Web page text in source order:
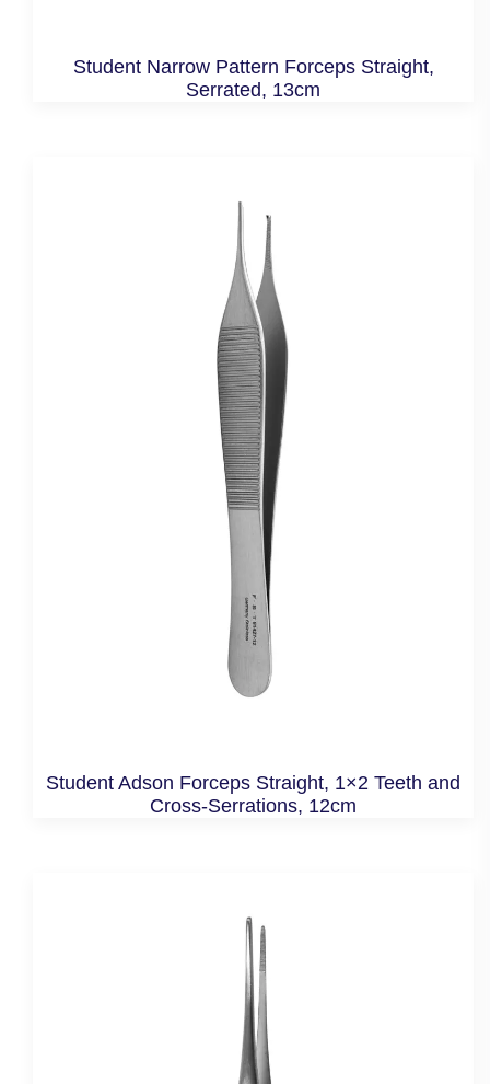
Student Narrow Pattern Forceps Straight,
Serrated, 13cm
Student Adson Forceps Straight, 1×2 Teeth and
Cross-Serrations, 12cm